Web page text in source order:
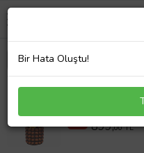
Bonbon Beton
%31 1299,00 TL
899,00 TL
Bir Hata Oluştu!